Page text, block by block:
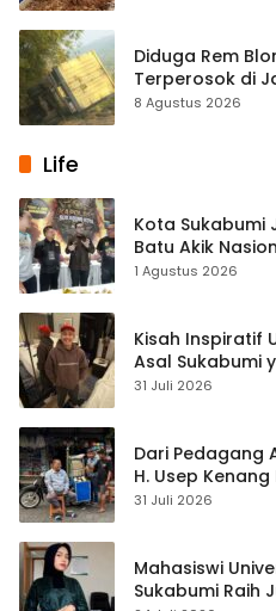
Diduga Rem
Terperosok di
Palabuhanratu
8 Agustus 2026
Life
Kota Sukabumi
Batu Akik
1 Agustus 2026
Kisah Inspiratif
Asal Sukabumi
Streaming
31 Juli 2026
Dari Pedagang
H. Usep
Cisaat
31 Juli 2026
Mahasiswi
Sukabumi Raih